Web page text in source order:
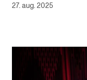
Kontaktpunkt
Studentutvalet SUT
27. aug. 2025